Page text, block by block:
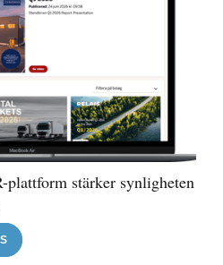
plattform stärker synligheten